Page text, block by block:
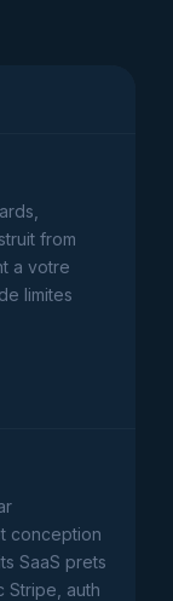
from
a votre
limites
conception
SaaS prets
Stripe, auth